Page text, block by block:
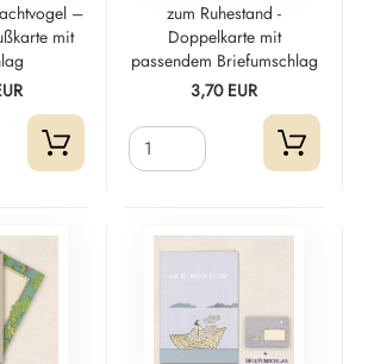
–
mit
zum Ruhestand -
Doppelkarte mit
passendem Briefumschlag
3,70 EUR